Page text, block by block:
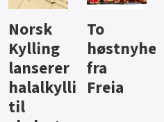
Knalltall
for Açai
Bowl
Aass vil
bli
førstevalg
i lite-